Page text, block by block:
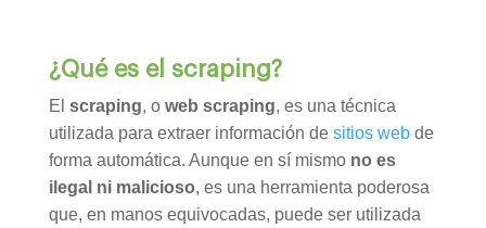
¿Qué es el scraping?
El scraping, o web scraping, es una técnica
utilizada para extraer información de sitios webde
forma automática. Aunque en sí mismo no es
ilegal ni malicioso, es una herramienta poderosa
que, en manos equivocadas, puede ser utilizada